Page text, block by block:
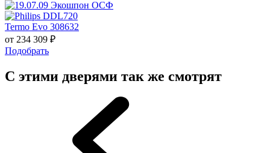
Termo Evo 308632
от 234 309 ₽
Подобрать
С этими дверями так же смотрят